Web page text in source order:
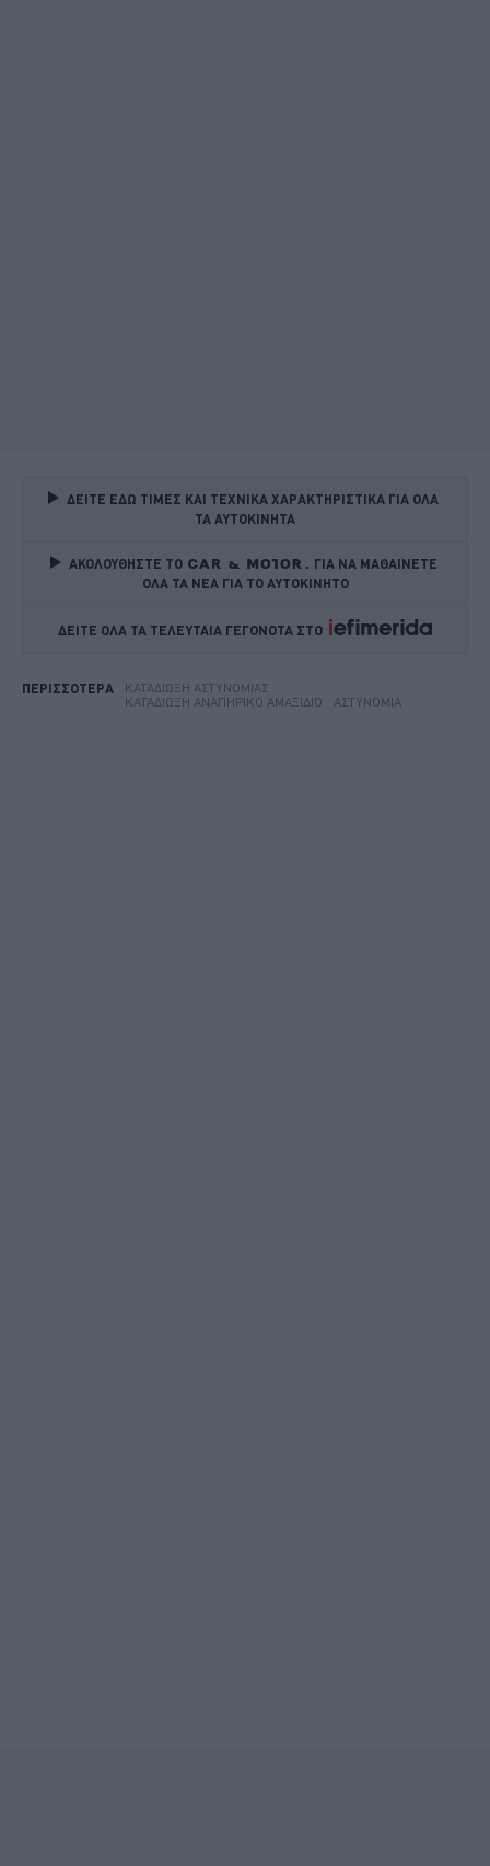
ΔΕΙΤΕ ΕΔΩ ΤΙΜΕΣ ΚΑΙ ΤΕΧΝΙΚΑ ΧΑΡΑΚΤΗΡΙΣΤΙΚΑ ΓΙΑ ΟΛΑ
ΤΑ ΑΥΤΟΚΙΝΗΤΑ
ΑΚΟΛΟΥΘΗΣΤΕ ΤΟ
ΓΙΑ ΝΑ ΜΑΘΑΙΝΕΤΕ
ΟΛΑ ΤΑ ΝΕΑ ΓΙΑ ΤΟ ΑΥΤΟΚΙΝΗΤΟ
ΔΕΙΤΕ ΟΛΑ ΤΑ ΤΕΛΕΥΤΑΙΑ ΓΕΓΟΝΟΤΑ ΣΤΟ
ΠΕΡΙΣΣΟΤΕΡΑ
ΚΑΤΑΔΊΩΞΗ ΑΣΤΥΝΟΜΊΑΣ
ΚΑΤΑΔΊΩΞΗ ΑΝΑΠΗΡΙΚΌ ΑΜΑΞΊΔΙΟ
ΑΣΤΥΝΟΜΊΑ